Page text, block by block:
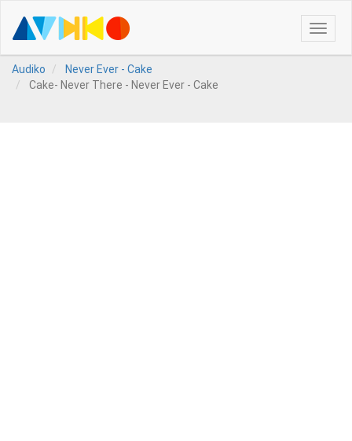
Toggle
Audiko
Never Ever - Cake
Cake- Never There - Never Ever - Cake